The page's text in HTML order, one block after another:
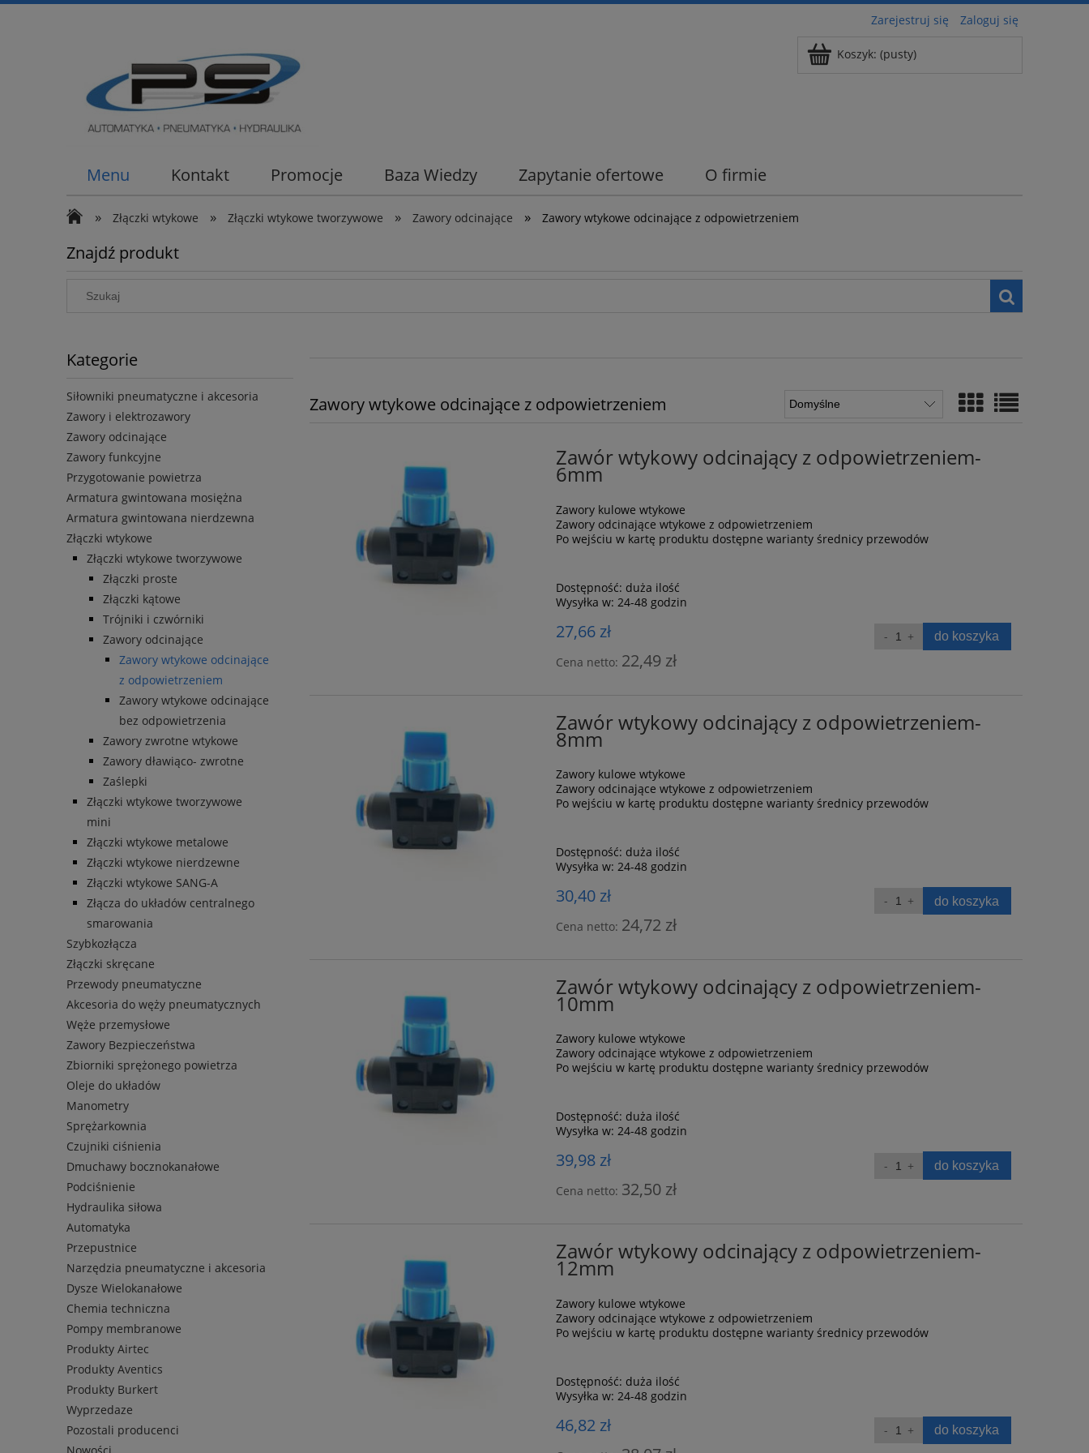
Zarejestruj się Zaloguj się
Koszyk: (pusty)
Menu Kontakt Promocje Baza Wiedzy Zapytanie ofertowe O firmie
» Złączki wtykowe » Złączki wtykowe tworzywowe » Zawory odcinające » Zawory wtykowe odcinające z odpowietrzeniem
Znajdź produkt
Kategorie
Siłowniki pneumatyczne i akcesoria
Zawory i elektrozawory
Zawory odcinające
Zawory funkcyjne
Przygotowanie powietrza
Armatura gwintowana mosiężna
Armatura gwintowana nierdzewna
Złączki wtykowe
Złączki wtykowe tworzywowe
Złączki proste
Złączki kątowe
Trójniki i czwórniki
Zawory odcinające
Zawory wtykowe odcinające
z odpowietrzeniem
Zawory wtykowe odcinające
bez odpowietrzenia
Zawory zwrotne wtykowe
Zawory dławiąco- zwrotne
Zaślepki
Złączki wtykowe tworzywowe
mini
Złączki wtykowe metalowe
Złączki wtykowe nierdzewne
Złączki wtykowe SANG-A
Złącza do układów centralnego
smarowania
Szybkozłącza
Złączki skręcane
Przewody pneumatyczne
Akcesoria do węży pneumatycznych
Węże przemysłowe
Zawory Bezpieczeństwa
Zbiorniki sprężonego powietrza
Oleje do układów
Manometry
Sprężarkownia
Czujniki ciśnienia
Dmuchawy bocznokanałowe
Podciśnienie
Hydraulika siłowa
Automatyka
Przepustnice
Narzędzia pneumatyczne i akcesoria
Dysze Wielokanałowe
Chemia techniczna
Pompy membranowe
Produkty Airtec
Produkty Aventics
Produkty Burkert
Wyprzedaze
Pozostali producenci
Zawory wtykowe odcinające z odpowietrzeniem
Zawór wtykowy odcinający z odpowietrzeniem-
6mm
Zawory kulowe wtykowe
Zawory odcinające wtykowe z odpowietrzeniem
Po wejściu w kartę produktu dostępne warianty średnicy przewodów
Dostępność: duża ilość
Wysyłka w: 24-48 godzin
27,66 zł
Cena netto: 22,49 zł
do koszyka
Zawór wtykowy odcinający z odpowietrzeniem-
8mm
Zawory kulowe wtykowe
Zawory odcinające wtykowe z odpowietrzeniem
Po wejściu w kartę produktu dostępne warianty średnicy przewodów
Dostępność: duża ilość
Wysyłka w: 24-48 godzin
30,40 zł
Cena netto: 24,72 zł
do koszyka
Zawór wtykowy odcinający z odpowietrzeniem-
10mm
Zawory kulowe wtykowe
Zawory odcinające wtykowe z odpowietrzeniem
Po wejściu w kartę produktu dostępne warianty średnicy przewodów
Dostępność: duża ilość
Wysyłka w: 24-48 godzin
39,98 zł
Cena netto: 32,50 zł
do koszyka
Zawór wtykowy odcinający z odpowietrzeniem-
12mm
Zawory kulowe wtykowe
Zawory odcinające wtykowe z odpowietrzeniem
Po wejściu w kartę produktu dostępne warianty średnicy przewodów
Dostępność: duża ilość
Wysyłka w: 24-48 godzin
46,82 zł do koszyka